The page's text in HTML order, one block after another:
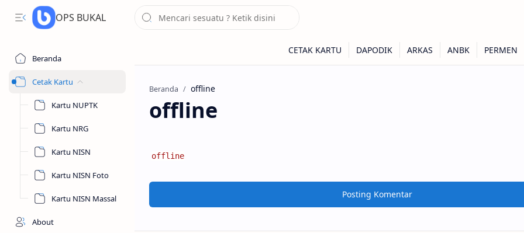
OPS BUKAL
Beranda
Cetak Kartu
Kartu NUPTK
Kartu NRG
Kartu NISN
Kartu NISN Foto
Kartu NISN Massal
About
Beranda
offline
offline
Posting Komentar